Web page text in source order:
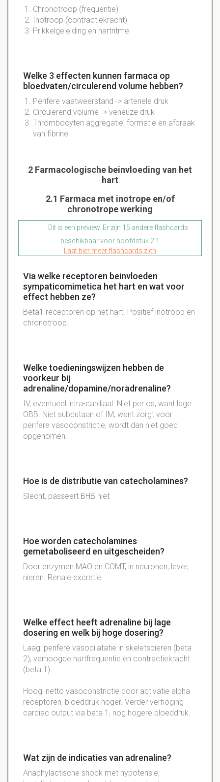
Chronotroop (frequentie)
Inotroop (contractiekracht)
Prikkelgeleiding en hartritme
Welke 3 effecten kunnen farmaca op
bloedvaten/circulerend volume hebben?
Perifere vaatweerstand -> arteriele druk
Circulerend volume -> veneuze druk
Thrombocyten aggregatie, formatie en afbraak
van fibrine
2 Farmacologische beinvloeding van het
hart
2.1 Farmaca met inotrope en/of
chronotrope werking
Dit is een preview. Er zijn 15 andere flashcards
beschikbaar voor hoofdstuk 2.1
Laat hier meer flashcards zien
Via welke receptoren beinvloeden
sympaticomimetica het hart en wat voor
effect hebben ze?
Beta1 receptoren op het hart. Positief inotroop en
chronotroop.
Welke toedieningswijzen hebben de
voorkeur bij
adrenaline/dopamine/noradrenaline?
IV, eventueel intra-cardiaal. Niet per os, want lage
OBB. Niet subcutaan of IM, want zorgt voor
perifere vasoconstrictie, wordt dan niet goed
opgenomen.
Hoe is de distributie van catecholamines?
Slecht, passeert BHB niet
Hoe worden catecholamines
gemetaboliseerd en uitgescheiden?
Door enzymen MAO en COMT, in neuronen, lever,
nieren. Renale excretie.
Welke effect heeft adrenaline bij lage
dosering en welk bij hoge dosering?
Laag: perifere vasodilatatie in skeletspieren (beta
2), verhoogde hartfrequentie en contractiekracht
(beta 1).
Hoog: netto vasoconstrictie door activatie alpha
receptoren, bloeddruk hoger. Verder verhoging
cardiac output via beta 1, nog hogere bloeddruk.
Wat zijn de indicaties van adrenaline?
Anaphylactische shock met hypotensie,